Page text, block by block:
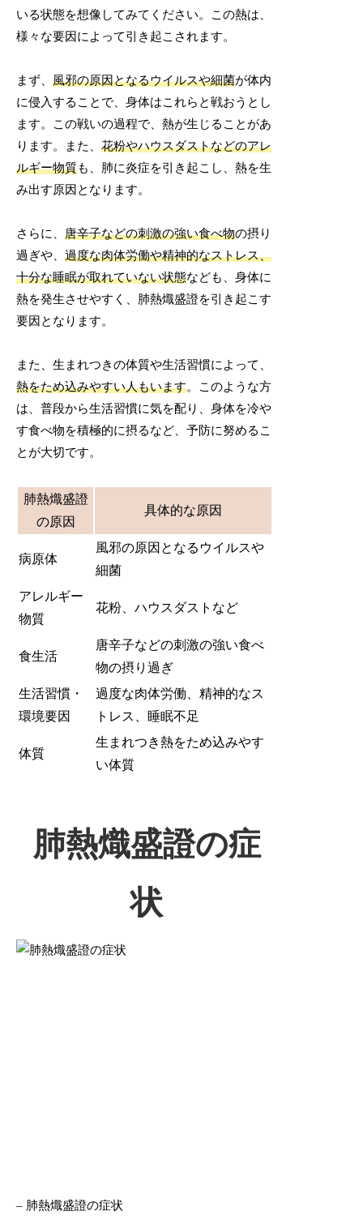
いる状態を想像してみてください。この熱は、
様々な要因によって引き起こされます。
まず、風邪の原因となるウイルスや細菌が体内
に侵入することで、身体はこれらと戦おうとし
ます。この戦いの過程で、熱が生じることがあ
ります。また、花粉やハウスダストなどのアレ
ルギー物質も、肺に炎症を引き起こし、熱を生
み出す原因となります。
さらに、唐辛子などの刺激の強い食べ物の摂り
過ぎや、過度な肉体労働や精神的なストレス、
十分な睡眠が取れていない状態なども、身体に
熱を発生させやすく、肺熱熾盛證を引き起こす
要因となります。
また、生まれつきの体質や生活習慣によって、
熱をため込みやすい人もいます。このような方
は、普段から生活習慣に気を配り、身体を冷や
す食べ物を積極的に摂るなど、予防に努めるこ
とが大切です。
肺熱熾盛證
の原因
具体的な原因
病原体
風邪の原因となるウイルスや
細菌
アレルギー
物質
花粉、ハウスダストなど
食生活
唐辛子などの刺激の強い食べ
物の摂り過ぎ
生活習慣・
環境要因
過度な肉体労働、精神的なス
トレス、睡眠不足
体質
生まれつき熱をため込みやす
い体質
肺熱熾盛證の症
状
– 肺熱熾盛證の症状